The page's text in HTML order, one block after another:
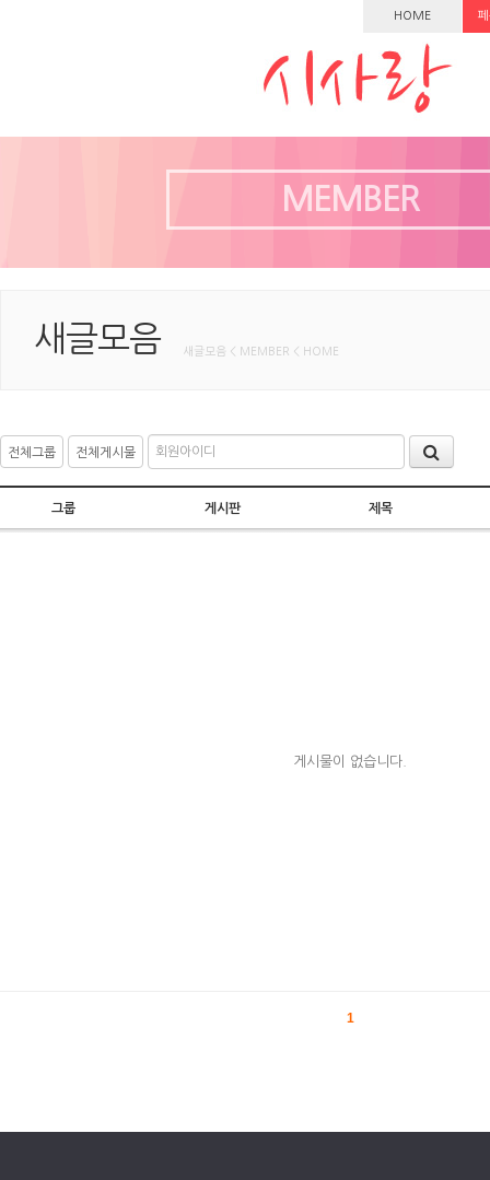
HOME
MEMBER
새글모음 새글모음 < MEMBER < HOME
그룹 게시판 제목
게시물이 없습니다.
1